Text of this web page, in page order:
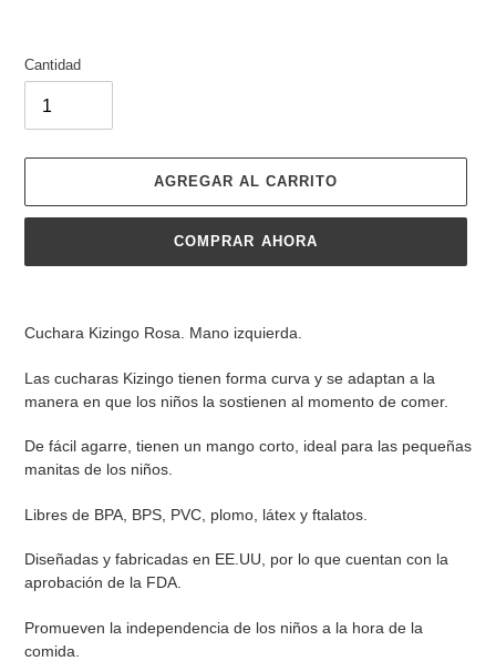
Cantidad
AGREGAR AL CARRITO
COMPRAR AHORA
a
de
compra
Cuchara Kizingo Rosa. Mano izquierda.
Las cucharas Kizingo tienen forma curva y se adaptan a la
manera en que los niños la sostienen al momento de comer.
De fácil agarre, tienen un mango corto, ideal para las pequeñas
manitas de los niños.
Libres de BPA, BPS, PVC, plomo, látex y ftalatos.
Diseñadas y fabricadas en EE.UU, por lo que cuentan con la
aprobación de la FDA.
Promueven la independencia de los niños a la hora de la
comida.